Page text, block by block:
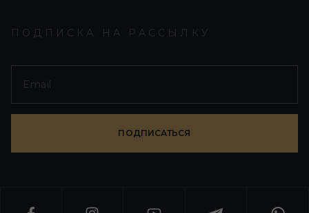
ПОДПИСКА НА РАССЫЛКУ
ПОДПИСАТЬСЯ